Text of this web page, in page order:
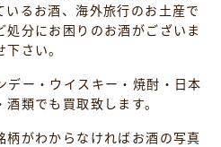
るお酒、海外旅行のお土産で
分にお困りのお酒がございま
さい。
デー・ウイスキー・焼酎・日本
類でも買取致します。
柄がわからなければお酒の写真